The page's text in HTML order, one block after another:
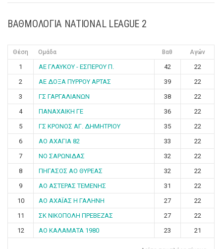
ΒΑΘΜΟΛΟΓΙΑ NATIONAL LEAGUE 2
Θέση Ομάδα Βαθ Αγών
1 ΑΕ ΓΛΑΥΚΟΥ - ΕΣΠΕΡΟΥ Π. 42
22
2
ΑΕ ΔΟΞΑ ΠΥΡΡΟΥ ΑΡΤΑΣ 39
22
3
ΓΣ ΓΑΡΓΑΛΙΑΝΩΝ 38
22
4
ΠΑΝΑΧΑΙΚΗ ΓΕ 36
22
5
ΓΣ ΚΡΟΝΟΣ ΑΓ. ΔΗΜΗΤΡΙΟΥ 35
22
6
ΑΟ ΑΧΑΓΙΑ 82 33
22
7
ΝΟ ΣΑΡΩΝΙΔΑΣ 32
22
8
ΠΗΓΑΣΟΣ ΑΟ ΘΥΡΕΑΣ 32
22
9
ΑΟ ΑΣΤΕΡΑΣ ΤΕΜΕΝΗΣ 31
22
10
ΑΟ ΑΧΑΪΑΣ Η ΓΑΛΗΝΗ 27
22
11
ΣΚ ΝΙΚΟΠΟΛΗ ΠΡΕΒΕΖΑΣ 27
22
12
ΑΟ ΚΑΛΑΜΑΤΑ 1980 23 21